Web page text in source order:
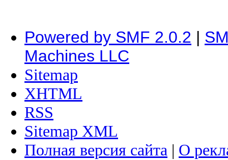
Powered by SMF 2.0.2 |
Machines LLC
Sitemap
XHTML
RSS
Sitemap XML
Полная версия сайта | О